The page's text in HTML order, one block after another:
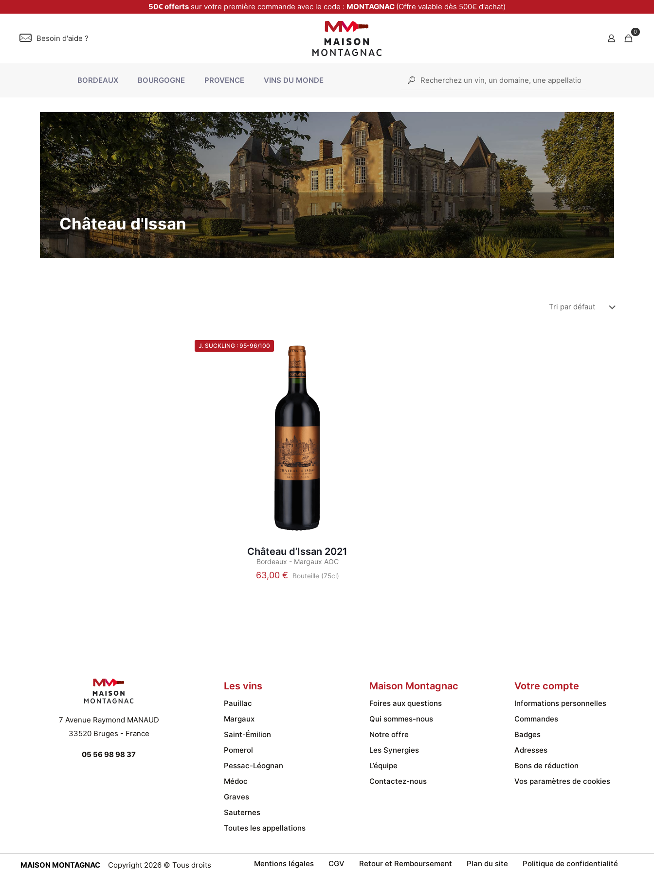
50€ offerts sur votre première commande avec le code : MONTAGNAC (Offre valable dès 500€ d'achat)
Besoin d'aide ?
0
BORDEAUX BOURGOGNE PROVENCE VINS DU MONDE
Château d'Issan
J. SUCKLING : 95-96/100
Château d’Issan 2021
Bordeaux - Margaux AOC
63,00 € Bouteille (75cl)
7 Avenue Raymond MANAUD
33520 Bruges - France
05 56 98 98 37
Les vins Maison Montagnac Votre compte
Pauillac
Margaux
Saint-Émilion
Pomerol
Pessac-Léognan
Médoc
Graves
Sauternes
Toutes les appellations
Foires aux questions
Qui sommes-nous
Notre offre
Les Synergies
L’équipe
Contactez-nous
Informations personnelles
Commandes
Badges
Adresses
Bons de réduction
Vos paramètres de cookies
MAISON MONTAGNAC Copyright 2026 © Tous droits Mentions légales CGV Retour et Remboursement Plan du site Politique de confidentialité